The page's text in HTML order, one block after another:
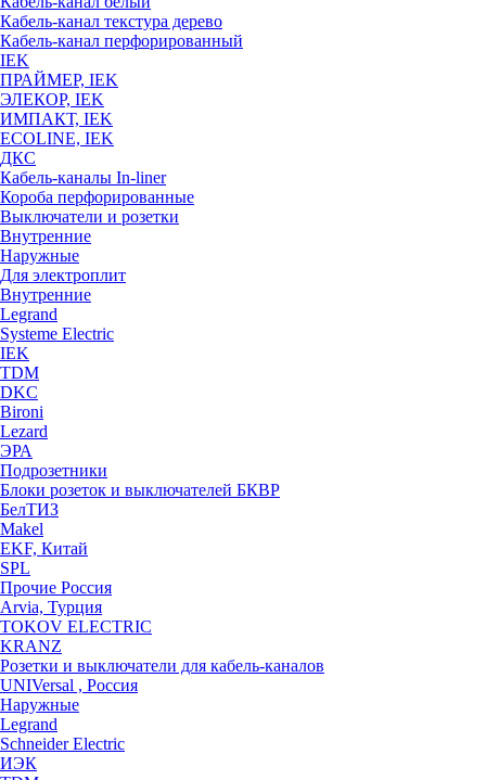
Кабель-канал текстура дерево
Кабель-канал перфорированный
IEK
ПРАЙМЕР, IEK
ЭЛЕКОР, IEK
ИМПАКТ, IEK
ECOLINE, IEK
ДКС
Кабель-каналы In-liner
Короба перфорированные
Выключатели и розетки
Внутренние
Наружные
Для электроплит
Внутренние
Legrand
Systeme Electric
IEK
TDM
DKC
Bironi
Lezard
ЭРА
Подрозетники
Блоки розеток и выключателей БКВР
БелТИЗ
Makel
EKF, Китай
SPL
Прочие Россия
Arvia, Турция
TOKOV ELECTRIC
KRANZ
Розетки и выключатели для кабель-каналов
UNIVersal , Россия
Наружные
Legrand
Schneider Electric
ИЭК